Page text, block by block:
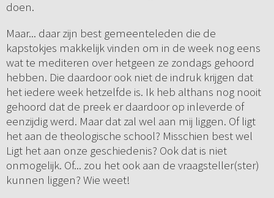
doen.
Maar... daar zijn best gemeenteleden die de
kapstokjes makkelijk vinden om in de week nog eens
wat te mediteren over hetgeen ze zondags gehoord
hebben. Die daardoor ook niet de indruk krijgen dat
het iedere week hetzelfde is. Ik heb althans nog nooit
gehoord dat de preek er daardoor op inleverde of
eenzijdig werd. Maar dat zal wel aan mij liggen. Of ligt
het aan de theologische school? Misschien best wel
Ligt het aan onze geschiedenis? Ook dat is niet
onmogelijk. Of... zou het ook aan de vraagsteller(ster)
kunnen liggen? Wie weet!